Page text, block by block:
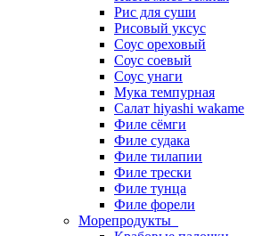
Рис для суши
Рисовый уксус
Соус ореховый
Соус соевый
Соус унаги
Мука темпурная
Салат hiyashi wakame
Филе сёмги
Филе судака
Филе тилапии
Филе трески
Филе тунца
Филе форели
Морепродукты